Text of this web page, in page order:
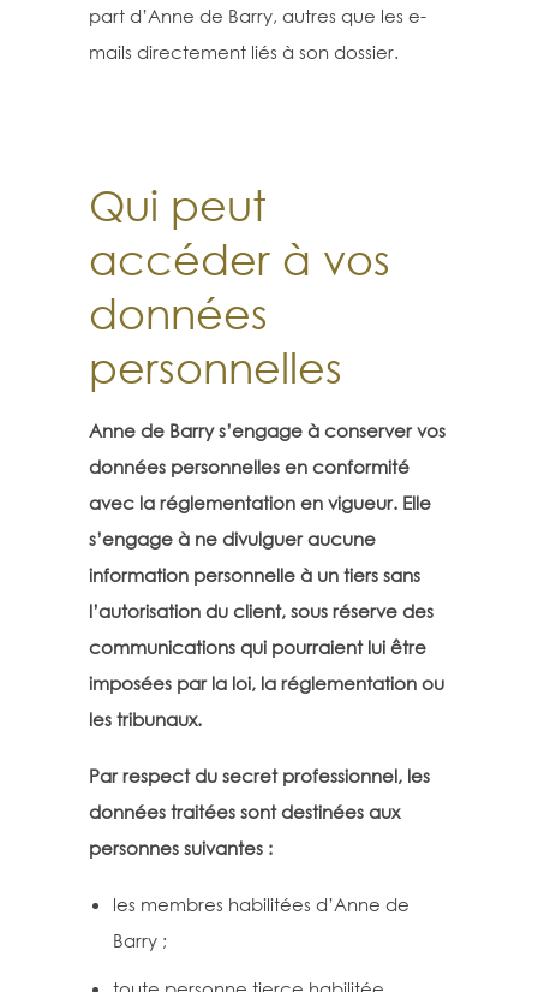
part d’Anne de Barry, autres que les e-
mails directement liés à son dossier.
Qui peut
accéder à vos
données
personnelles
Anne de Barry s’engage à conserver vos
données personnelles en conformité
avec la réglementation en vigueur. Elle
s’engage à ne divulguer aucune
information personnelle à un tiers sans
l’autorisation du client, sous réserve des
communications qui pourraient lui être
imposées par la loi, la réglementation ou
les tribunaux.
Par respect du secret professionnel, les
données traitées sont destinées aux
personnes suivantes :
les membres habilitées d’Anne de
Barry ;